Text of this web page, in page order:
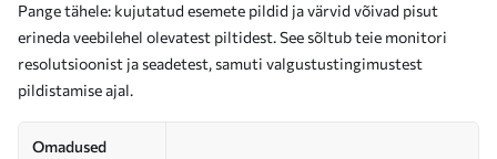
Pange tähele: kujutatud esemete pildid ja värvid võivad pisut
erineda veebilehel olevatest piltidest. See sõltub teie monitori
resolutsioonist ja seadetest, samuti valgustustingimustest
pildistamise ajal.
Omadused